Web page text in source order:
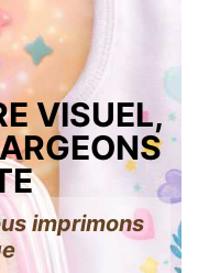
VISUEL,
imprimons